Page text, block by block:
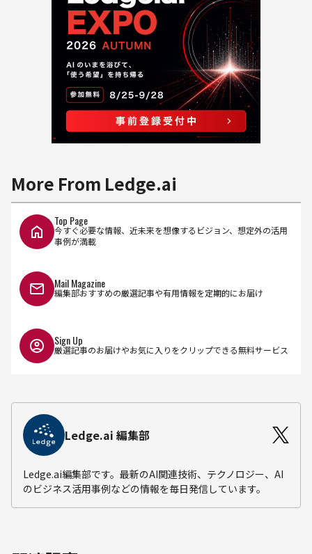
More From Ledge.ai
Top Page
今すぐ必要な情報、近未来を想像するビジョン、想定外の活用
事例が満載
Mail Magazine
編集部おすすめの厳選記事や有用情報を定期的にお届け
Sign Up
厳選記事のお届けやお気に入りをクリップできる無料サービス
Ledge.ai 編集部
Ledge.ai編集部です。最新のAI関連技術、テクノロジー、AI
のビジネス活用事例などの情報を毎日発信しています。